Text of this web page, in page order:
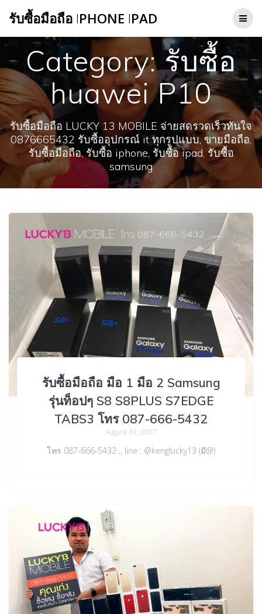
to
รับซื้อมือถือ IPHONE IPAD
Category:รับซื้อ
huawei P10
รับซื้อมือถือ LUCKY 13 MOBILE จ่ายสดรวดเร็วทันใจ
0876665432 รับซื้ออุปกรณ์ it ทุกรูปแบบ, ขายมือถือ,
รับซื้อมือถือ, รับซื้อ iphone, รับซื้อ ipad, รับซื้อ
samsung
รับซื้อมือถือ มือ 1 มือ 2 Samsung
รุ่นท็อปๆ S8 S8PLUS S7EDGE
TABS3 โทร 087-666-5432
August 31, 2017
โทร 087-666-5432 ,, line : @kenglucky13 (มี@)